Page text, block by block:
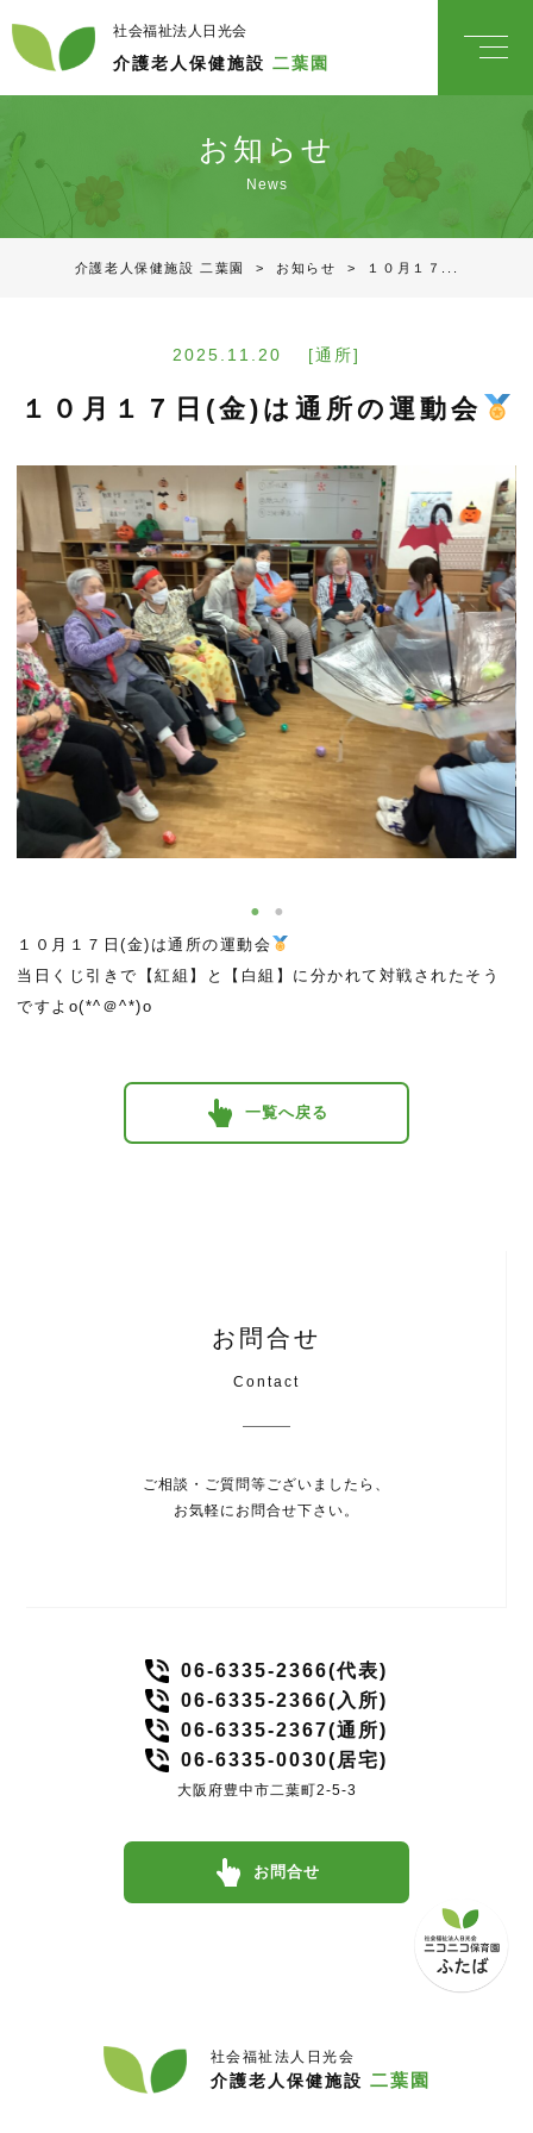
社会福祉法人日光会
介護老人保健施設 二葉園
お知らせ
News
介護老人保健施設 二葉園 > お知らせ > １０月１７...
2025.11.20 [通所]
１０月１７日(金)は通所の運動会
１０月１７日(金)は通所の運動会
当日くじ引きで【紅組】と【白組】に分かれて対戦されたそう
ですよo(*^＠^*)o
一覧へ戻る
お問合せ
Contact
ご相談・ご質問等ございましたら、
お気軽にお問合せ下さい。
06-6335-2366(代表)
06-6335-2366(入所)
06-6335-2367(通所)
06-6335-0030(居宅)
大阪府豊中市二葉町2-5-3
お問合せ
社会福祉法人日光会
介護老人保健施設 二葉園